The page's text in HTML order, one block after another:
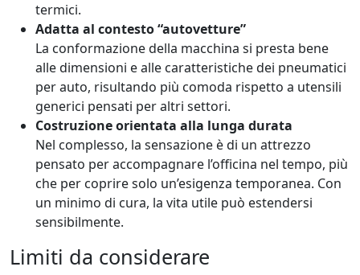
termici.
Adatta al contesto “autovetture”
La conformazione della macchina si presta bene
alle dimensioni e alle caratteristiche dei pneumatici
per auto, risultando più comoda rispetto a utensili
generici pensati per altri settori.
Costruzione orientata alla lunga durata
Nel complesso, la sensazione è di un attrezzo
pensato per accompagnare l’officina nel tempo, più
che per coprire solo un’esigenza temporanea. Con
un minimo di cura, la vita utile può estendersi
sensibilmente.
Limiti da considerare